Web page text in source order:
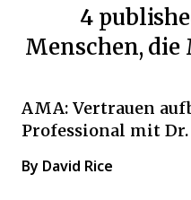
4
Menschen,
AMA: Vertrauen
Professional mit
By David Rice